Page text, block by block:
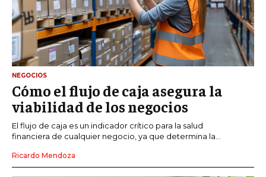
NEGOCIOS
Cómo el flujo de caja asegura la
viabilidad de los negocios
El flujo de caja es un indicador crítico para la salud
financiera de cualquier negocio, ya que determina la...
Ricardo Mendoza